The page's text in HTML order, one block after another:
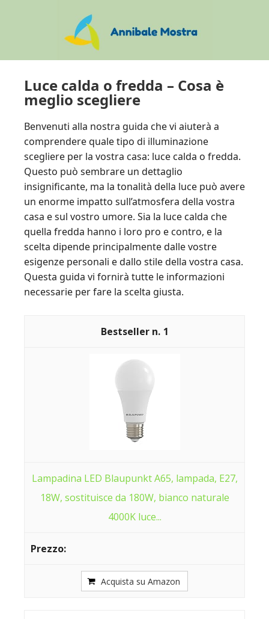
Luce calda o fredda – Cosa è
meglio scegliere
Benvenuti alla nostra guida che vi aiuterà a
comprendere quale tipo di illuminazione
scegliere per la vostra casa: luce calda o fredda.
Questo può sembrare un dettaglio
insignificante, ma la tonalità della luce può avere
un enorme impatto sull’atmosfera della vostra
casa e sul vostro umore. Sia la luce calda che
quella fredda hanno i loro pro e contro, e la
scelta dipende principalmente dalle vostre
esigenze personali e dallo stile della vostra casa.
Questa guida vi fornirà tutte le informazioni
necessarie per fare la scelta giusta.
1
Lampadina LED Blaupunkt A65, lampada, E27,
18W, sostituisce da 180W, bianco naturale
4000K luce...
Acquista su Amazon